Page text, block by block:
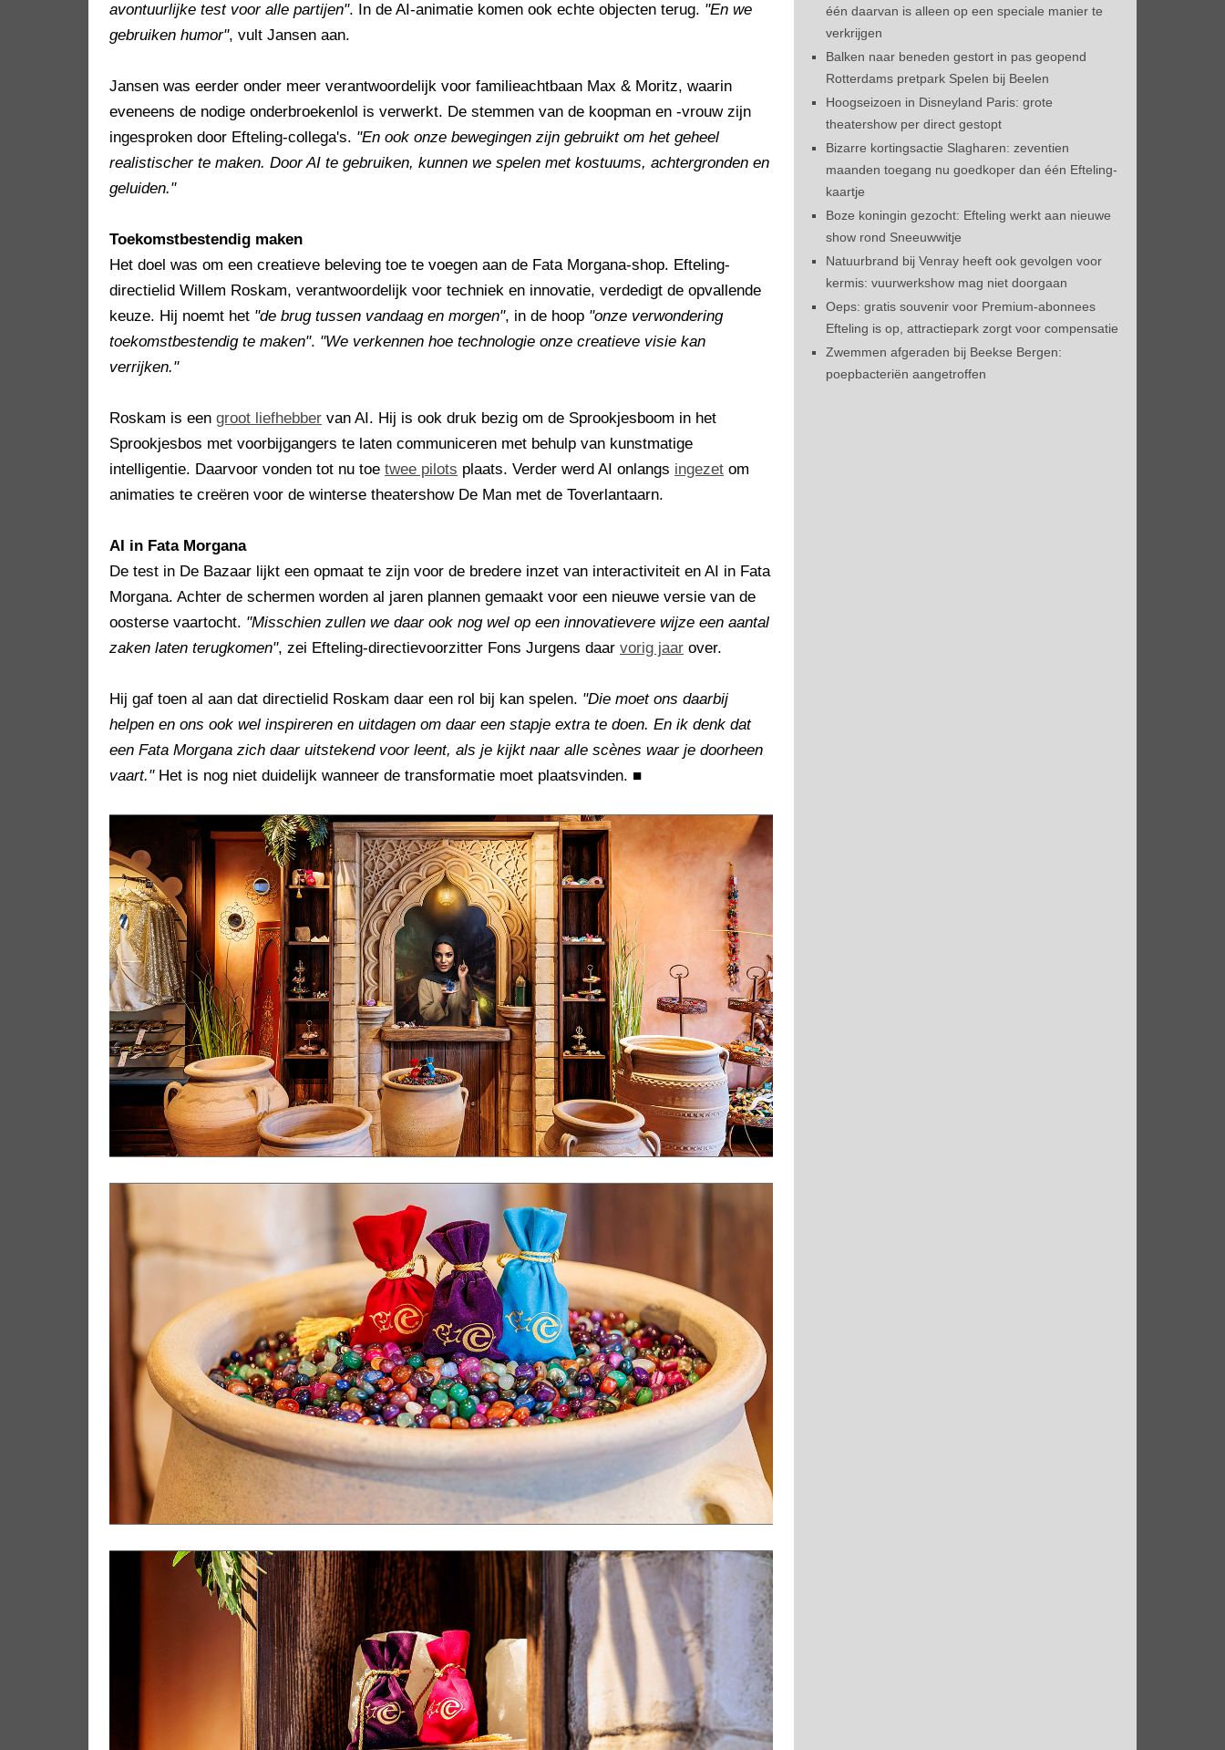
avontuurlijke test voor alle partijen". In de AI-animatie komen ook echte objecten terug. "En we
gebruiken humor", vult Jansen aan.
Jansen was eerder onder meer verantwoordelijk voor familieachtbaan Max & Moritz, waarin
eveneens de nodige onderbroekenlol is verwerkt. De stemmen van de koopman en -vrouw zijn
ingesproken door Efteling-collega's. "En ook onze bewegingen zijn gebruikt om het geheel
realistischer te maken. Door AI te gebruiken, kunnen we spelen met kostuums, achtergronden en
geluiden."
Toekomstbestendig maken
Het doel was om een creatieve beleving toe te voegen aan de Fata Morgana-shop. Efteling-
directielid Willem Roskam, verantwoordelijk voor techniek en innovatie, verdedigt de opvallende
keuze. Hij noemt het "de brug tussen vandaag en morgen", in de hoop "onze verwondering
toekomstbestendig te maken". "We verkennen hoe technologie onze creatieve visie kan
verrijken."
Roskam is een groot liefhebber van AI. Hij is ook druk bezig om de Sprookjesboom in het
Sprookjesbos met voorbijgangers te laten communiceren met behulp van kunstmatige
intelligentie. Daarvoor vonden tot nu toe twee pilots plaats. Verder werd AI onlangs ingezet om
animaties te creëren voor de winterse theatershow De Man met de Toverlantaarn.
AI in Fata Morgana
De test in De Bazaar lijkt een opmaat te zijn voor de bredere inzet van interactiviteit en AI in Fata
Morgana. Achter de schermen worden al jaren plannen gemaakt voor een nieuwe versie van de
oosterse vaartocht. "Misschien zullen we daar ook nog wel op een innovatievere wijze een aantal
zaken laten terugkomen", zei Efteling-directievoorzitter Fons Jurgens daar vorig jaar over.
Hij gaf toen al aan dat directielid Roskam daar een rol bij kan spelen. "Die moet ons daarbij
helpen en ons ook wel inspireren en uitdagen om daar een stapje extra te doen. En ik denk dat
een Fata Morgana zich daar uitstekend voor leent, als je kijkt naar alle scènes waar je doorheen
vaart."Het is nog niet duidelijk wanneer de transformatie moet plaatsvinden. ■
één daarvan is alleen op een speciale manier te
verkrijgen
Balken naar beneden gestort in pas geopend
Rotterdams pretpark Spelen bij Beelen
Hoogseizoen in Disneyland Paris: grote
theatershow per direct gestopt
Bizarre kortingsactie Slagharen: zeventien
maanden toegang nu goedkoper dan één Efteling-
kaartje
Boze koningin gezocht: Efteling werkt aan nieuwe
show rond Sneeuwwitje
Natuurbrand bij Venray heeft ook gevolgen voor
kermis: vuurwerkshow mag niet doorgaan
Oeps: gratis souvenir voor Premium-abonnees
Efteling is op, attractiepark zorgt voor compensatie
Zwemmen afgeraden bij Beekse Bergen:
poepbacteriën aangetroffen